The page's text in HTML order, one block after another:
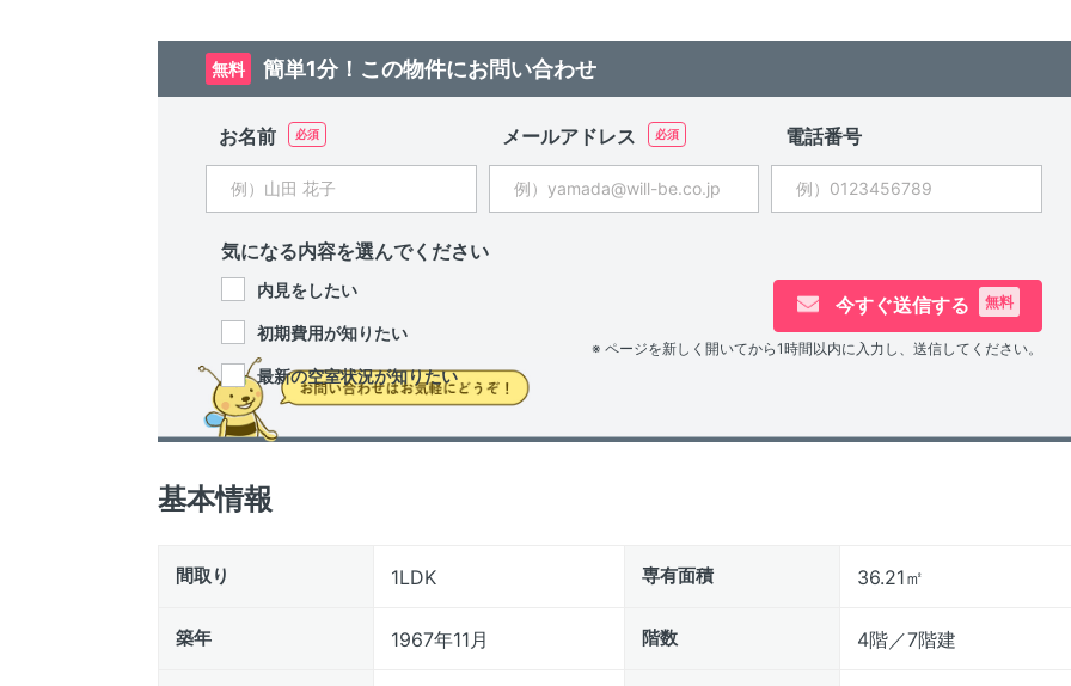
無料 簡単1分！この物件にお問い合わせ
お名前 メールアドレス 電話番号
気になる内容を選んでください
内見をしたい
初期費用が知りたい
最新の空室状況が知りたい
今すぐ送信する 無料
※ ページを新しく開いてから1時間以内に入力し、送信してください。
基本情報
間取り 1LDK 専有面積 36.21㎡
築年 1967年11月 階数 4階／7階建